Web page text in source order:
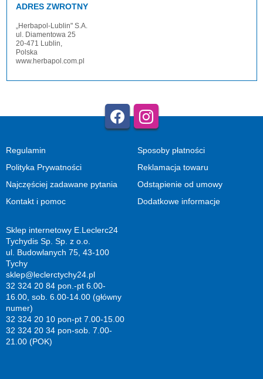
ADRES ZWROTNY
„Herbapol-Lublin" S.A.
ul. Diamentowa 25
20-471 Lublin,
Polska
www.herbapol.com.pl
Regulamin
Polityka Prywatności
Najczęściej zadawane pytania
Kontakt i pomoc
Sposoby płatności
Reklamacja towaru
Odstąpienie od umowy
Dodatkowe informacje
Sklep internetowy E.Leclerc24
Tychydis Sp. Sp. z o.o.
ul. Budowlanych 75, 43-100
Tychy
sklep@leclerctychy24.pl
32 324 20 84 pon.-pt 6.00-
16.00, sob. 6.00-14.00 (główny
numer)
32 324 20 10 pon-pt 7.00-15.00
32 324 20 34 pon-sob. 7.00-
21.00 (POK)